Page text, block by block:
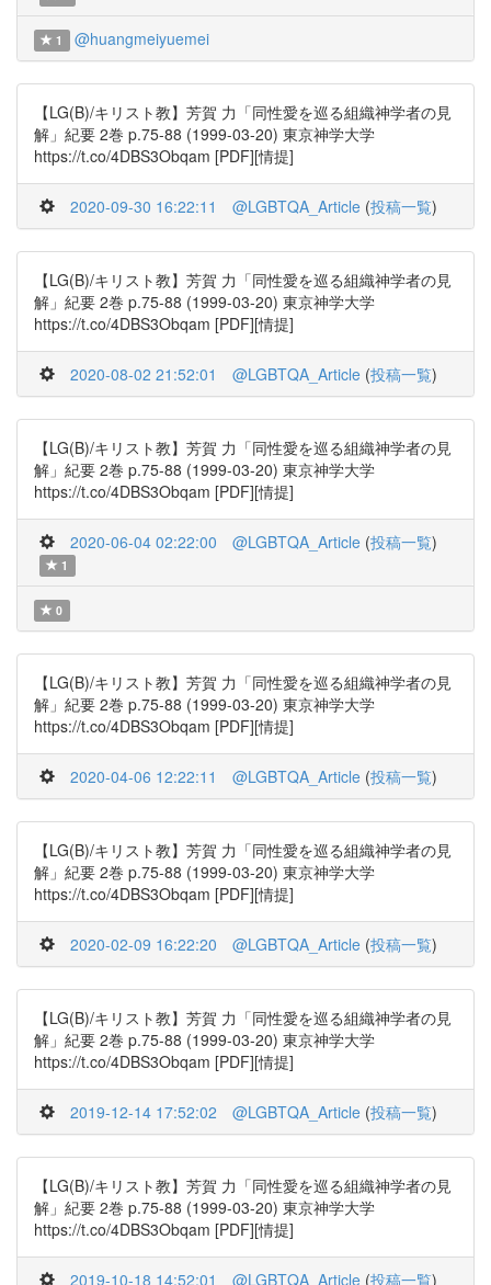
1 @huangmeiyuemei
【LG(B)/キリスト教】芳賀 力「同性愛を巡る組織神学者の見
解」紀要 2巻 p.75-88 (1999-03-20) 東京神学大学
https://t.co/4DBS3Obqam [PDF][情提]
2020-09-30 16:22:11 @LGBTQA_Article (投稿一覧)
【LG(B)/キリスト教】芳賀 力「同性愛を巡る組織神学者の見
解」紀要 2巻 p.75-88 (1999-03-20) 東京神学大学
https://t.co/4DBS3Obqam [PDF][情提]
2020-08-02 21:52:01 @LGBTQA_Article (投稿一覧)
【LG(B)/キリスト教】芳賀 力「同性愛を巡る組織神学者の見
解」紀要 2巻 p.75-88 (1999-03-20) 東京神学大学
https://t.co/4DBS3Obqam [PDF][情提]
2020-06-04 02:22:00 @LGBTQA_Article (投稿一覧)
1
0
【LG(B)/キリスト教】芳賀 力「同性愛を巡る組織神学者の見
解」紀要 2巻 p.75-88 (1999-03-20) 東京神学大学
https://t.co/4DBS3Obqam [PDF][情提]
2020-04-06 12:22:11 @LGBTQA_Article (投稿一覧)
【LG(B)/キリスト教】芳賀 力「同性愛を巡る組織神学者の見
解」紀要 2巻 p.75-88 (1999-03-20) 東京神学大学
https://t.co/4DBS3Obqam [PDF][情提]
2020-02-09 16:22:20 @LGBTQA_Article (投稿一覧)
【LG(B)/キリスト教】芳賀 力「同性愛を巡る組織神学者の見
解」紀要 2巻 p.75-88 (1999-03-20) 東京神学大学
https://t.co/4DBS3Obqam [PDF][情提]
2019-12-14 17:52:02 @LGBTQA_Article (投稿一覧)
【LG(B)/キリスト教】芳賀 力「同性愛を巡る組織神学者の見
解」紀要 2巻 p.75-88 (1999-03-20) 東京神学大学
https://t.co/4DBS3Obqam [PDF][情提]
2019-10-18 14:52:01 @LGBTQA_Article (投稿一覧)